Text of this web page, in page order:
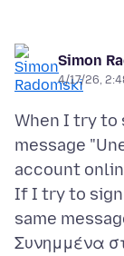
Simon
4/17/26,
When I try to
message
account
If I try to
Συνημμένα